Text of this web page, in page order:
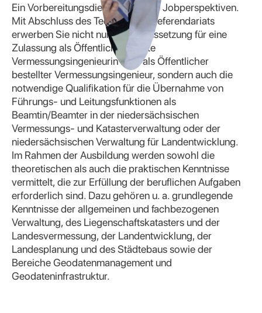
Ein Vorbereitungsdienst. Doppelte Jobperspektiven.
Mit Abschluss des Technischen Referendariats
erwerben Sie nicht nur die Voraussetzung für eine
Zulassung als Öffentlich bestellte
Vermessungsingenieurin bzw. als Öffentlicher
bestellter Vermessungsingenieur, sondern auch die
notwendige Qualifikation für die Übernahme von
Führungs- und Leitungsfunktionen als
Beamtin/Beamter in der niedersächsischen
Vermessungs- und Katasterverwaltung oder der
niedersächsischen Verwaltung für Landentwicklung.
Im Rahmen der Ausbildung werden sowohl die
theoretischen als auch die praktischen Kenntnisse
vermittelt, die zur Erfüllung der beruflichen Aufgaben
erforderlich sind. Dazu gehören u. a. grundlegende
Kenntnisse der allgemeinen und fachbezogenen
Verwaltung, des Liegenschaftskatasters und der
Landesvermessung, der Landentwicklung, der
Landesplanung und des Städtebaus sowie der
Bereiche Geodatenmanagement und
Geodateninfrastruktur.